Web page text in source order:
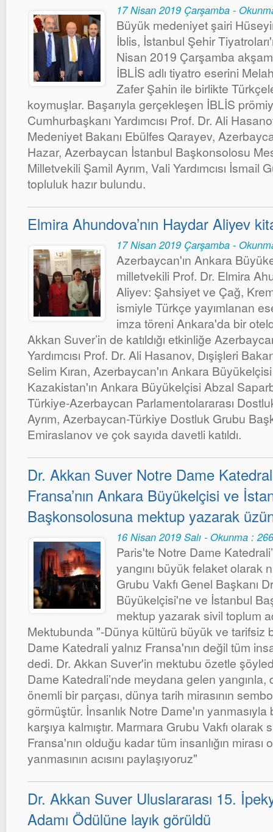
17 Nisan 2019 Çarşamba -
Büyük medeniyet şairi
İblis, İstanbul Şehir
Nisan 2019 Çarşamba
İBLİS adlı tiyatro eserini
Zafer Şahin ile birlikte
koymuşlar. Başarıyla gerçekleşen İBLİS
Cumhurbaşkanı Yardımcısı Prof. Dr. Ali
Medeniyet Bakanı Ebülfes Qarayev,
Hazar, Azerbaycan İstanbul Başkonsolosu
Milletvekili Şamil Ayrım, Vali Yardımcısı İsmail
topluluk hazır bulundu.
Elmira Ahundova’nın Haydar Aliyev
17 Nisan 2019 Çarşamba -
Azerbaycan'ın Ankara
milletvekili Prof. Dr. Elmira
Aliyev: Şahsiyet ve Çağ,
ismiyle Türkçe yayımlanan
imza töreni Ankara'da bir
Akkan Suver’in de katıldığı etkinliğe
Yardımcısı Prof. Dr. Ali Hasanov, Dışişleri
Selim Kıran, Azerbaycan'ın Ankara
Kazakistan'ın Ankara Büyükelçisi Abzal
Türkiye-Azerbaycan Parlamentolararası
Ayrım, Azerbaycan-Türkiye Dostluk Grubu
Emiraslanov ve çok sayıda davetli katıldı.
Dr. Akkan Suver Notre Dame
Fransa’nın Ankara Büyükelçisi ve
Başkonsolosuna mektup yazarak
16 Nisan 2019 Salı - Okunma :
Paris'te Notre Dame
yangını büyük felaket olarak
Grubu Vakfı Genel Başkanı
Büyükelçisi'ne ve İstanbul
mektup yazarak sivil toplum
Mektubunda "-Dünya kültürü büyük ve tarifsiz
Dame Katedrali yalnız Fransa'nın değil tüm
dedi. Dr. Akkan Suver'in mektubu özetle
Dame Katedrali’nde meydana gelen
önemli bir parçası, dünya tarih mirasının
görmüştür. İnsanlık Notre Dame'ın yanmasıyla
karşıya kalmıştır. Marmara Grubu Vakfı
Fransa'nın olduğu kadar tüm insanlığın mirası
yanmasının acısını paylaşıyoruz"
Dr. Akkan Suver Uluslararası 15.
Adamı Ödülüne layık görüldü